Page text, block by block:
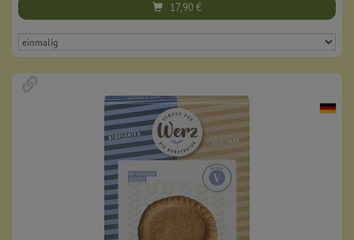
17,90€